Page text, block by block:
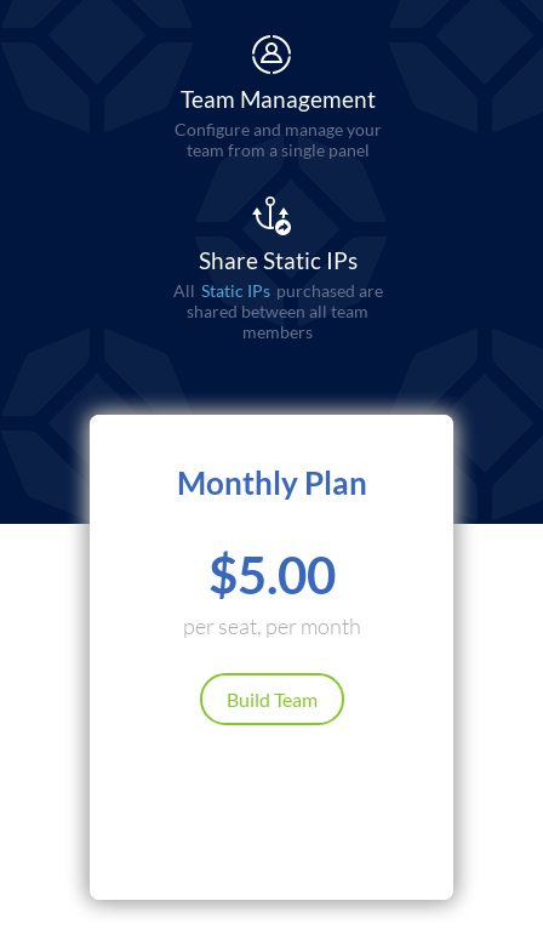
Team Management
Configure and manage your
team from a single panel
Share Static IPs
All Static IPs purchased are
shared between all team
members
Monthly Plan
$5.00
per seat, per month
Build Team